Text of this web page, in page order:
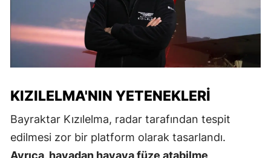
KIZILELMA'NIN YETENEKLERI
Bayraktar Kızılelma, radar tarafından tespit
edilmesi zor bir platform olarak tasarlandı.
Ayrıca, havadan havaya füze atabilme